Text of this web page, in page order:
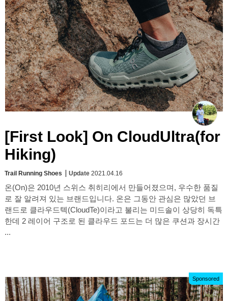
[First Look] On CloudUltra(for
Hiking)
Trail Running Shoes Update 2021.04.16
온(On)은 2010년 스위스 취히리에서 만들어졌으며, 우수한 품질
로 잘 알려져 있는 브랜드입니다. 온은 그동안 관심은 많았던 브
랜드로 클라우드텍(CloudTe)이라고 불리는 미드솔이 상당히 독특
한데 2 레이어 구조로 된 클라우드 포드는 더 많은 쿠션과 장시간
...
Sponsored